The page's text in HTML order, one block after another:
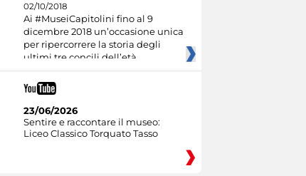
02/10/2018
Ai #MuseiCapitolini fino al 9
dicembre 2018 un’occasione unica
per ripercorrere la storia degli
ultimi tre concili dell’età
23/06/2026
Sentire e raccontare il museo:
Liceo Classico Torquato Tasso